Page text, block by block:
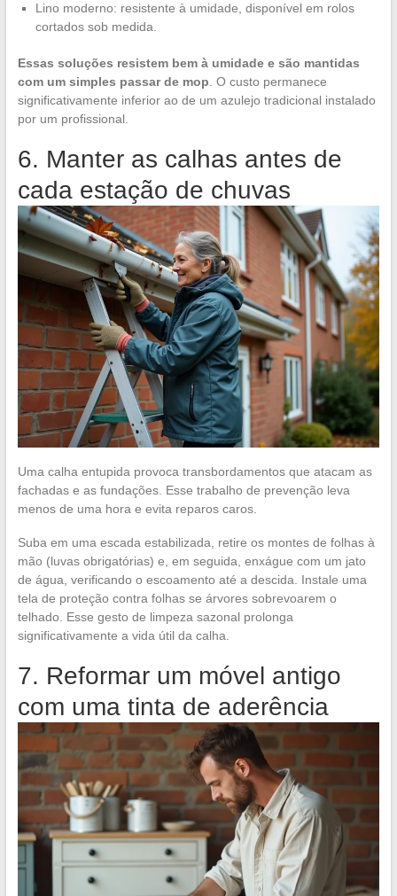
Lino moderno: resistente à umidade, disponível em rolos
cortados sob medida.
Essas soluções resistem bem à umidade e são mantidas
com um simples passar de mop. O custo permanece
significativamente inferior ao de um azulejo tradicional instalado
por um profissional.
6. Manter as calhas antes de
cada estação de chuvas
Uma calha entupida provoca transbordamentos que atacam as
fachadas e as fundações. Esse trabalho de prevenção leva
menos de uma hora e evita reparos caros.
Suba em uma escada estabilizada, retire os montes de folhas à
mão (luvas obrigatórias) e, em seguida, enxágue com um jato
de água, verificando o escoamento até a descida. Instale uma
tela de proteção contra folhas se árvores sobrevoarem o
telhado. Esse gesto de limpeza sazonal prolonga
significativamente a vida útil da calha.
7. Reformar um móvel antigo
com uma tinta de aderência